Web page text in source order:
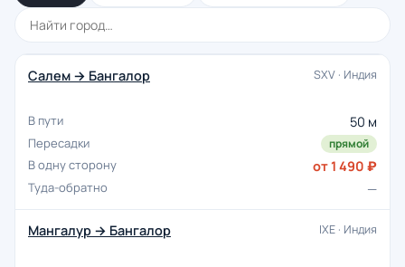
Салем → Бангалор SXV · Индия
50 м
прямой
от 1 490 ₽
—
Мангалур → Бангалор IXE · Индия